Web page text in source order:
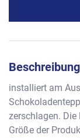
Beschreibung
installiert am
zerschlagen.
Größe der